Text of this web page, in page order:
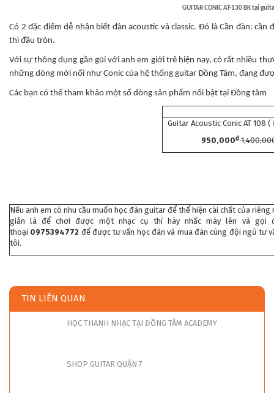
GUITAR CONIC AT-130 BK tại
Có 2 đặc điểm dễ nhận biết đàn acoustic và classic. Đó là Cần đàn:
thì đầu tròn.
Với sự thông dụng gần gũi với anh em giới trẻ hiện nay, có rất nhiều
những dòng mới nổi như Conic của hệ thống guitar Đồng Tâm, đang
Các bạn có thể tham khảo một số dòng sản phẩm nổi bật tại Đồng tâm
Guitar Acoustic Conic AT 108
950,000đ
Nếu anh em có nhu cầu muốn học đàn guitar để thể hiện cái chất của riêng
giản là để chơi được một nhạc cụ thì hãy nhấc máy lên và gọi
thoại 0975394772 để được tư vấn học đàn và mua đàn cùng đội ngũ tư
tôi.
TIN LIÊN QUAN
HỌC THANH NHẠC TẠI ĐỒNG TÂM ACADEMY
SHOP GUITAR QUẬN 7